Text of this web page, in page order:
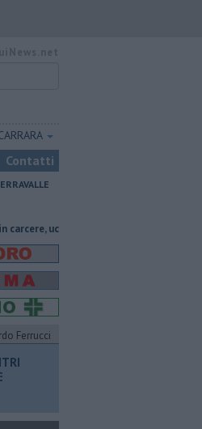
Contatti
ucciso un detenuto
Ferrucci